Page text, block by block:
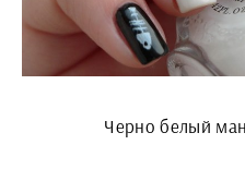
Черно белый